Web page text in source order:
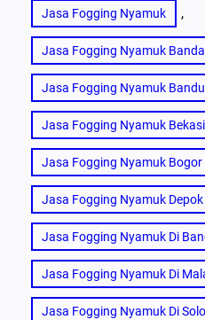
Jasa Fogging Nyamuk ,
Jasa Fogging Nyamuk
Jasa Fogging Nyamuk
Jasa Fogging Nyamuk Bekasi
Jasa Fogging Nyamuk Bogor
Jasa Fogging Nyamuk Depok
Jasa Fogging Nyamuk Di
Jasa Fogging Nyamuk Di
Jasa Fogging Nyamuk Di Solo